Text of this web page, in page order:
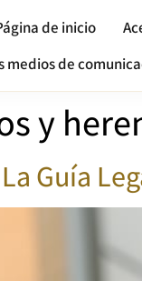
de inicio
medios de
y
Guía